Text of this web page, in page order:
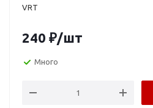
VRT
240 ₽/шт
Много